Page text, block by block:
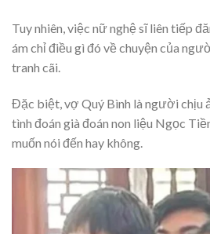
Tuy nhiên, việc nữ nghệ sĩ liên tiếp
ám chỉ điều gì đó về chuyện của
tranh cãi.
Đặc biệt, vợ Quý Bình là người chịu
tình đoán già đoán non liệu Ngọc
muốn nói đến hay không.